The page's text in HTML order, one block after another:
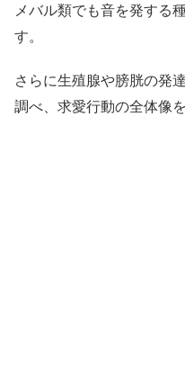
メバル類でも音を発する
す。
さらに生殖腺や膀胱の発
調べ、求愛行動の全体像